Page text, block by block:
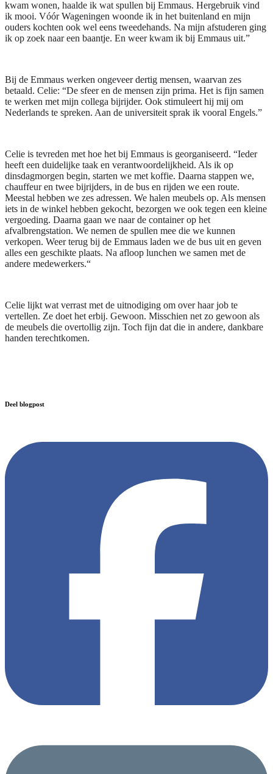
kwam wonen, haalde ik wat spullen bij Emmaus. Hergebruik vind
ik mooi. Vóór Wageningen woonde ik in het buitenland en mijn
ouders kochten ook wel eens tweedehands. Na mijn afstuderen ging
ik op zoek naar een baantje. En weer kwam ik bij Emmaus uit.”
Bij de Emmaus werken ongeveer dertig mensen, waarvan zes
betaald. Celie: “De sfeer en de mensen zijn prima. Het is fijn samen
te werken met mijn collega bijrijder. Ook stimuleert hij mij om
Nederlands te spreken. Aan de universiteit sprak ik vooral Engels.”
Celie is tevreden met hoe het bij Emmaus is georganiseerd. “Ieder
heeft een duidelijke taak en verantwoordelijkheid. Als ik op
dinsdagmorgen begin, starten we met koffie. Daarna stappen we,
chauffeur en twee bijrijders, in de bus en rijden we een route.
Meestal hebben we zes adressen. We halen meubels op. Als mensen
iets in de winkel hebben gekocht, bezorgen we ook tegen een kleine
vergoeding. Daarna gaan we naar de container op het
afvalbrengstation. We nemen de spullen mee die we kunnen
verkopen. Weer terug bij de Emmaus laden we de bus uit en geven
alles een geschikte plaats. Na afloop lunchen we samen met de
andere medewerkers.“
Celie lijkt wat verrast met de uitnodiging om over haar job te
vertellen. Ze doet het erbij. Gewoon. Misschien net zo gewoon als
de meubels die overtollig zijn. Toch fijn dat die in andere, dankbare
handen terechtkomen.
Deel blogpost